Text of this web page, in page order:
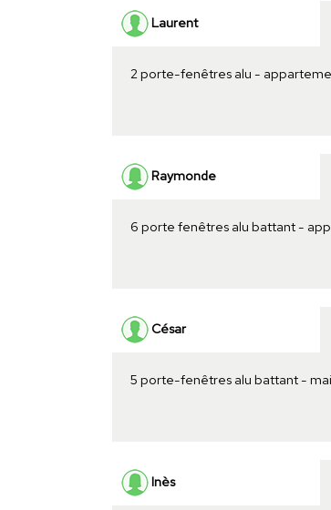
Laurent
2 porte-fenêtres alu -
Raymonde
6 porte fenêtres alu battant -
César
5 porte-fenêtres alu battant -
Inès